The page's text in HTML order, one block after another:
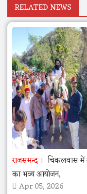
RELATED NEWS
राजसमन्द
चिकलवास में
का भव्य आयोजन,
Apr 05, 2026